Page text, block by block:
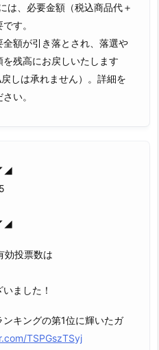
は、必要金額（税込商品代＋
す。
額が引き落とされ、落選や
残高にお戻しいたします
しは承れません）。詳細を
い。
効投票数は
ました！
キングの第1位に輝いたガ
TSPGszTSyj